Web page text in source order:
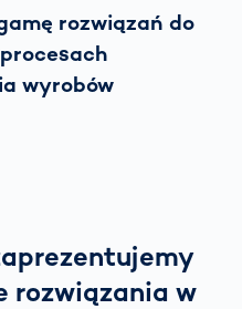
rozwiązań do
wyrobów
rozwiązania w